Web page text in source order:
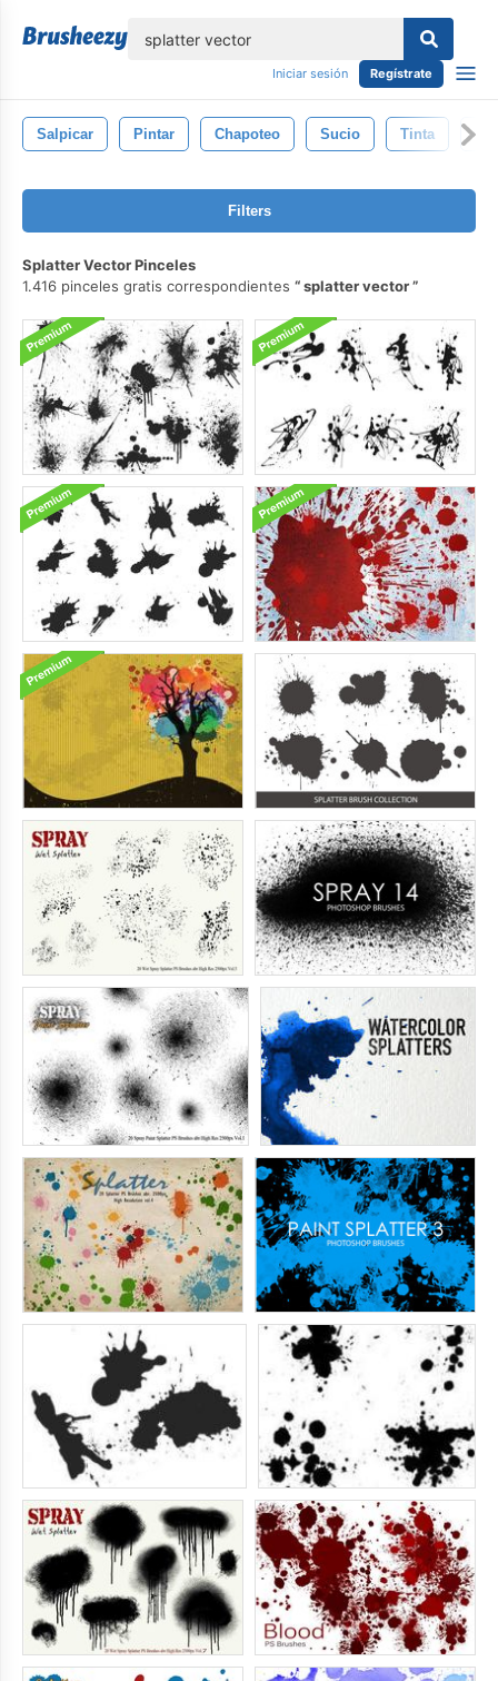
Iniciar sesión Regístrate
Salpicar Pintar Chapoteo Sucio Tinta
Filters
Splatter Vector Pinceles
1.416 pinceles gratis correspondientes
splatter vector